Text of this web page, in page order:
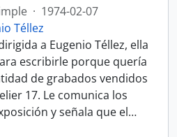
· 1974-02-07
Téllez
a Eugenio Téllez, ella
escribirle porque quería
de grabados vendidos
17. Le comunica los
y señala que el…